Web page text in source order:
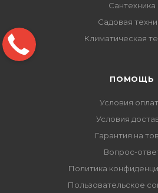
Сантехника
Садовая
Климатическая
ПОМОЩЬ
Условия
Условия
Гарантия на
Вопрос-
Политика
Пользовательское